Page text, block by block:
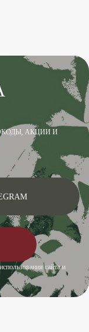
АКЦИИ И
сайта и